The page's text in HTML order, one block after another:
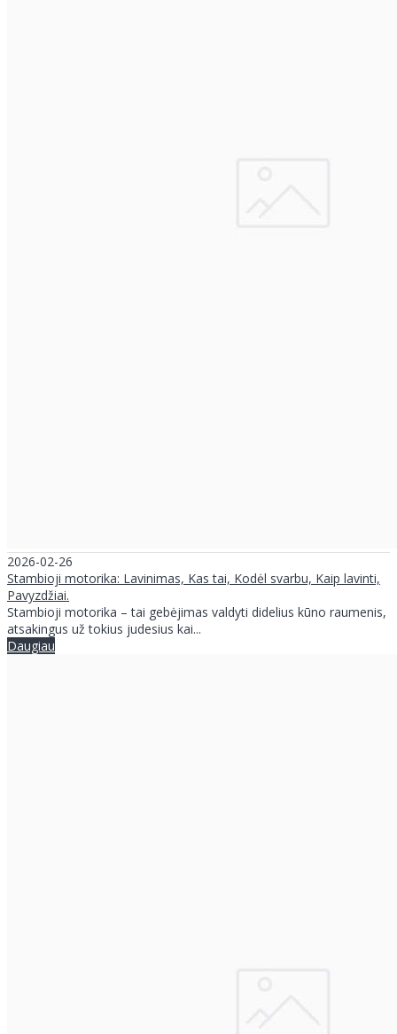
2026-02-26
Stambioji motorika: Lavinimas, Kas tai, Kodėl svarbu, Kaip lavinti,
Pavyzdžiai.
Stambioji motorika – tai gebėjimas valdyti didelius kūno raumenis,
atsakingus už tokius judesius kai...
Daugiau